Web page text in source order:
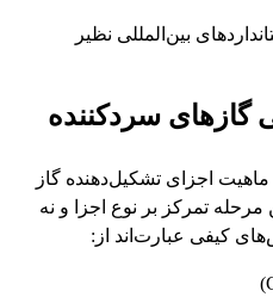
بین‌المللی نظیر
سردکننده
اجزای تشکیل‌دهنده گاز
تمرکز بر نوع اجزا و نه
کیفی عبارت‌اند از: